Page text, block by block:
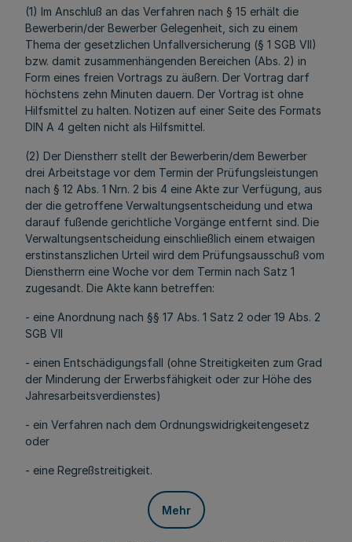
(1) Im Anschluß an das Verfahren nach § 15 erhält die
Bewerberin/der Bewerber Gelegenheit, sich zu einem
Thema der gesetzlichen Unfallversicherung (§ 1 SGB VII)
bzw. damit zusammenhängenden Bereichen (Abs. 2) in
Form eines freien Vortrags zu äußern. Der Vortrag darf
höchstens zehn Minuten dauern. Der Vortrag ist ohne
Hilfsmittel zu halten. Notizen auf einer Seite des Formats
DIN A 4 gelten nicht als Hilfsmittel.
(2) Der Dienstherr stellt der Bewerberin/dem Bewerber
drei Arbeitstage vor dem Termin der Prüfungsleistungen
nach § 12 Abs. 1 Nrn. 2 bis 4 eine Akte zur Verfügung, aus
der die getroffene Verwaltungsentscheidung und etwa
darauf fußende gerichtliche Vorgänge entfernt sind. Die
Verwaltungsentscheidung einschließlich einem etwaigen
erstinstanszlichen Urteil wird dem Prüfungsausschuß vom
Dienstherrn eine Woche vor dem Termin nach Satz 1
zugesandt. Die Akte kann betreffen:
- eine Anordnung nach §§ 17 Abs. 1 Satz 2 oder 19 Abs. 2
SGB VII
- einen Entschädigungsfall (ohne Streitigkeiten zum Grad
der Minderung der Erwerbsfähigkeit oder zur Höhe des
Jahresarbeitsverdienstes)
- ein Verfahren nach dem Ordnungswidrigkeitengesetz
oder
- eine Regreßstreitigkeit.
Mehr